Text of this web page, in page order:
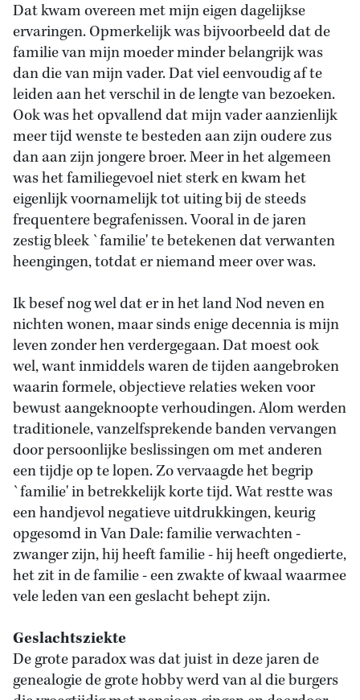
Dat kwam overeen met mijn eigen dagelijkse
ervaringen. Opmerkelijk was bijvoorbeeld dat de
familie van mijn moeder minder belangrijk was
dan die van mijn vader. Dat viel eenvoudig af te
leiden aan het verschil in de lengte van bezoeken.
Ook was het opvallend dat mijn vader aanzienlijk
meer tijd wenste te besteden aan zijn oudere zus
dan aan zijn jongere broer. Meer in het algemeen
was het familiegevoel niet sterk en kwam het
eigenlijk voornamelijk tot uiting bij de steeds
frequentere begrafenissen. Vooral in de jaren
zestig bleek `familie' te betekenen dat verwanten
heengingen, totdat er niemand meer over was.
Ik besef nog wel dat er in het land Nod neven en
nichten wonen, maar sinds enige decennia is mijn
leven zonder hen verdergegaan. Dat moest ook
wel, want inmiddels waren de tijden aangebroken
waarin formele, objectieve relaties weken voor
bewust aangeknoopte verhoudingen. Alom werden
traditionele, vanzelfsprekende banden vervangen
door persoonlijke beslissingen om met anderen
een tijdje op te lopen. Zo vervaagde het begrip
`familie' in betrekkelijk korte tijd. Wat restte was
een handjevol negatieve uitdrukkingen, keurig
opgesomd in Van Dale: familie verwachten -
zwanger zijn, hij heeft familie - hij heeft ongedierte,
het zit in de familie - een zwakte of kwaal waarmee
vele leden van een geslacht behept zijn.
Geslachtsziekte
De grote paradox was dat juist in deze jaren de
genealogie de grote hobby werd van al die burgers